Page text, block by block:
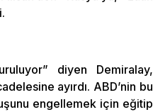
diyen Demiralay,
ayırdı. ABD’nin bu
engellemek için eğitip